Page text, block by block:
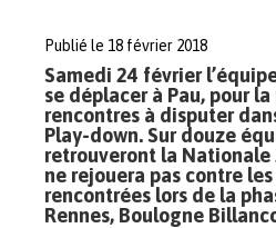
Publié le 18 février 2018
Samedi 24 février
se déplacer à Pau, pour
rencontres à disputer
Play-down. Sur douze
retrouveront la Nationale
ne rejouera pas contre
rencontrées lors de la
Rennes, Boulogne